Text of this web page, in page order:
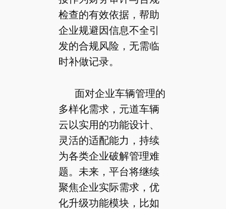
检查的有效依据，帮助
企业规避因信息不全引
发的合规风险，无需临
时补做记录。
面对企业车辆管理的
多样化需求，元道车辆
云以实用的功能设计、
灵活的适配能力，持续
为各类企业破解管理难
题。未来，平台将继续
聚焦企业实际需求，优
化升级功能模块，比如